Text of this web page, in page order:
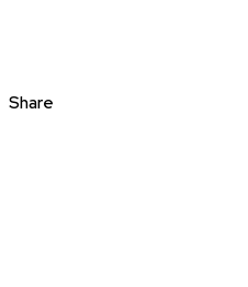
Share